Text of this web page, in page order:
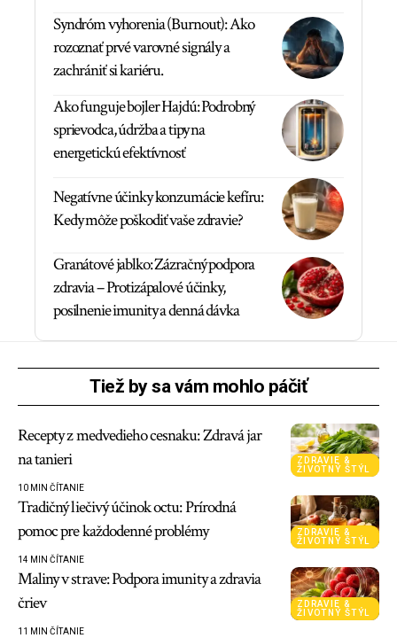
Syndróm vyhorenia (Burnout): Ako
rozoznať prvé varovné signály a
zachrániť si kariéru.
Ako funguje bojler Hajdú: Podrobný
sprievodca, údržba a tipy na
energetickú efektívnosť
Negatívne účinky konzumácie kefíru:
Kedy môže poškodiť vaše zdravie?
Granátové jablko: Zázračný podpora
zdravia – Protizápalové účinky,
posilnenie imunity a denná dávka
Tiež by sa vám mohlo páčiť
ZDRAVIE &
ŽIVOTNÝ ŠTÝL
Recepty z medvedieho cesnaku: Zdravá jar
na tanieri
10 MIN ČÍTANIE
ZDRAVIE &
ŽIVOTNÝ ŠTÝL
Tradičný liečivý účinok octu: Prírodná
pomoc pre každodenné problémy
14 MIN ČÍTANIE
ZDRAVIE &
ŽIVOTNÝ ŠTÝL
Maliny v strave: Podpora imunity a zdravia
čriev
11 MIN ČÍTANIE